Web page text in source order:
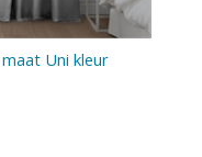
Uni kleur